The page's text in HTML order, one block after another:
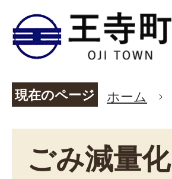
現在のページ ホーム
ごみ減量